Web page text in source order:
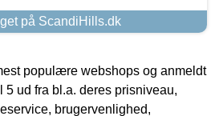
på ScandiHills.dk
populære webshops og anmeldt
5 ud fra bl.a. deres prisniveau,
brugervenlighed,